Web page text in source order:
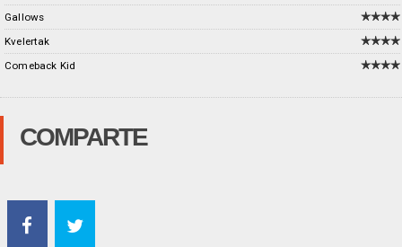
Gallows
Kvelertak
Comeback Kid
COMPARTE